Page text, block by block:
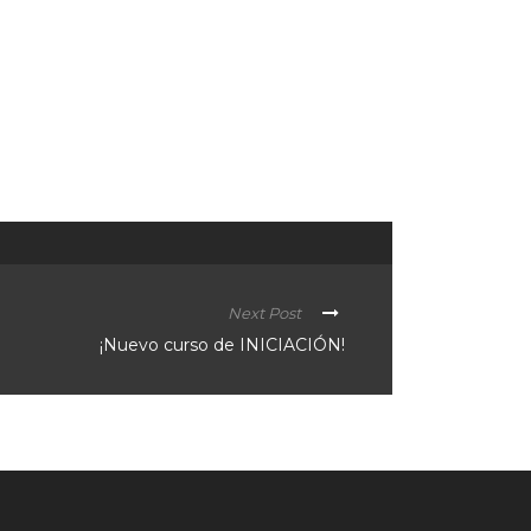
Next Post
¡Nuevo curso de INICIACIÓN!